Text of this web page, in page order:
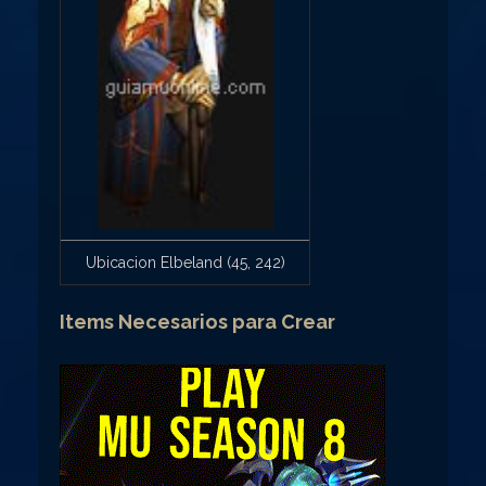
Ubicacion Elbeland (45, 242)
Items Necesarios para Crear